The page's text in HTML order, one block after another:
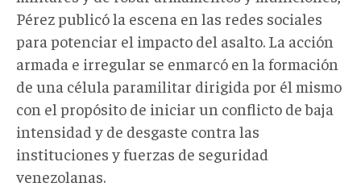
Pérez publicó la escena en las redes sociales
para potenciar el impacto del asalto. La acción
armada e irregular se enmarcó en la formación
de una célula paramilitar dirigida por él mismo
con el propósito de iniciar un conflicto de baja
intensidad y de desgaste contra las
instituciones y fuerzas de seguridad
venezolanas.